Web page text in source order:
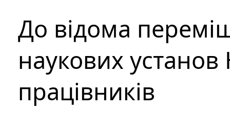
До відома
наукових установ
працівників